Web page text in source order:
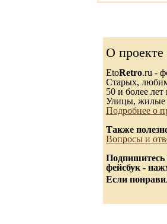
О проекте
EtoRetro.ru -
Старых,
50 и более лет
Улицы, жилые
Подробнее о
Также
Вопросы и
Подпишитесь
фейсбук -
Если